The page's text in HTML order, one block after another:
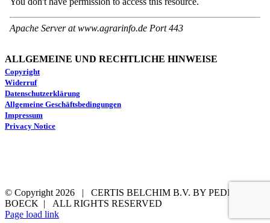
ALLGEMEINE UND RECHTLICHE HINWEISE
Copyright
Widerruf
Datenschutzerklärung
Allgemeine Geschäftsbedingungen
Impressum
Privacy Notice
© Copyright 2026 | CERTIS BELCHIM B.V. BY PEDRO DE
BOECK | ALL RIGHTS RESERVED
LinkedIn
YouTube
Email
Page load link